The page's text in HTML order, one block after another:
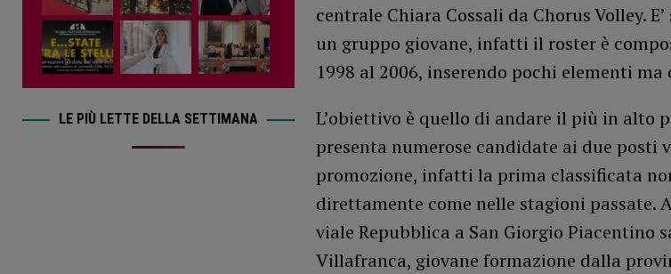
centrale Chiara Cossali da Chorus Volley.
un gruppo giovane, infatti il roster è
1998 al 2006, inserendo pochi elementi
L’obiettivo è quello di andare il più in alto
presenta numerose candidate ai due posti
promozione, infatti la prima classificata
direttamente come nelle stagioni passate.
viale Repubblica a San Giorgio Piacentino
Villafranca, giovane formazione dalla
LE PIÙ LETTE DELLA SETTIMANA